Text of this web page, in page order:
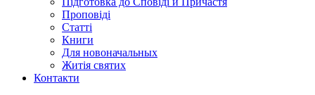
Проповіді
Статті
Книги
Для новоначальных
Житія святих
Контакти